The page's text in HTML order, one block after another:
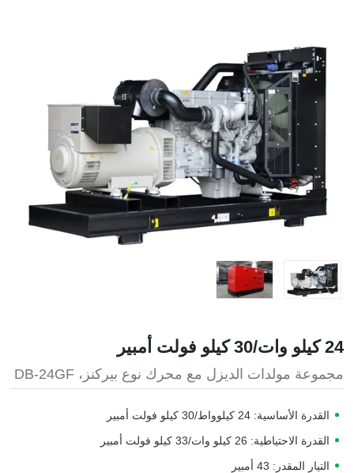
24 كيلو وات/30 كيلو فولت أمبير
مجموعة مولدات الديزل مع محرك نوع بيركنز، DB-24GF
القدرة الأساسية: 24 كيلوواط/30 كيلو فولت أمبير
القدرة الاحتياطية: 26 كيلو وات/33 كيلو فولت أمبير
التيار المقدر: 43 أمبير